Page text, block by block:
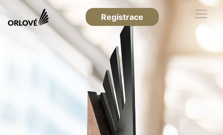
Registrace